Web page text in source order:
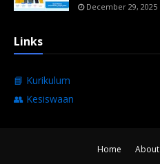
December 29, 2025
Links
📘 Kurikulum
👥 Kesiswaan
Home About